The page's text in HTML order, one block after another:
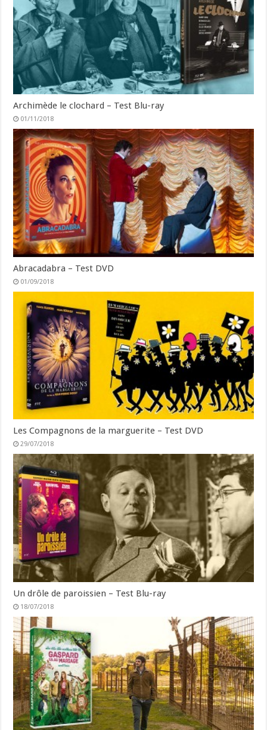
Archimède le clochard – Test Blu-ray
01/11/2018
Abracadabra – Test DVD
01/09/2018
Les Compagnons de la marguerite – Test DVD
29/07/2018
Un drôle de paroissien – Test Blu-ray
18/07/2018